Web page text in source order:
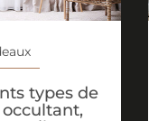
types de